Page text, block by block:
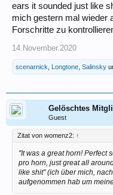
ears it sounded just like
mich gestern mal wieder
Forschritte zu
14.November.2020
scenarnick Longtone Salinsky
Gelöschtes
Guest
Zitat von womenz2: ↑
"It was a great horn! Perfect
pro horn, just great all
like shit" (ich über mich,
aufgenommen hab um